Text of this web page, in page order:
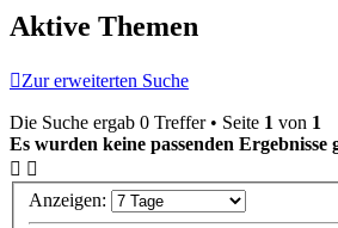
Aktive Themen
Zur erweiterten Suche
Die Suche ergab 0 Treffer • Seite 1 von 1
Es wurden keine passenden Ergebnisse
Anzeigen: